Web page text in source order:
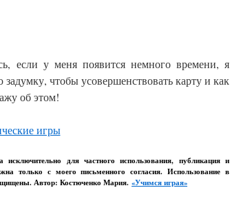
если у меня появится немного времени, я
чтобы усовершенствовать карту и как
об этом!
игры
исключительно для частного использования, публикация и
только с моего письменного согласия. Использование в
Автор: Костюченко Мария. «Учимся играя»